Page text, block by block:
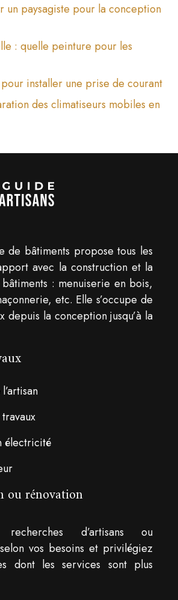
un paysagiste pour la conception
: quelle peinture pour les
installer une prise de courant
des climatiseurs mobiles en
de bâtiments propose tous les
avec la construction et la
: menuiserie en bois,
etc. Elle s’occupe de
depuis la conception jusqu’à la
électricité
ou rénovation
d’artisans ou
vos besoins et privilégiez
dont les services sont plus